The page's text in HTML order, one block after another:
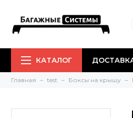
КАТАЛОГ
Главная test Боксы на крышу